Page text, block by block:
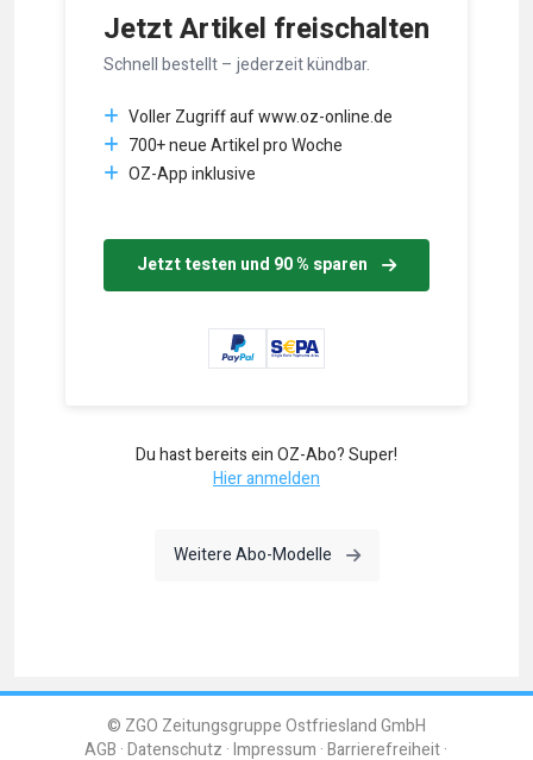
Jetzt Artikel freischalten
Schnell bestellt – jederzeit kündbar.
Voller Zugriff auf www.oz-online.de
700+ neue Artikel pro Woche
OZ-App inklusive
Jetzt testen und 90 % sparen
Du hast bereits ein OZ-Abo? Super!
Hier anmelden
Weitere Abo-Modelle
© ZGO Zeitungsgruppe Ostfriesland GmbH
AGB Datenschutz Impressum Barrierefreiheit